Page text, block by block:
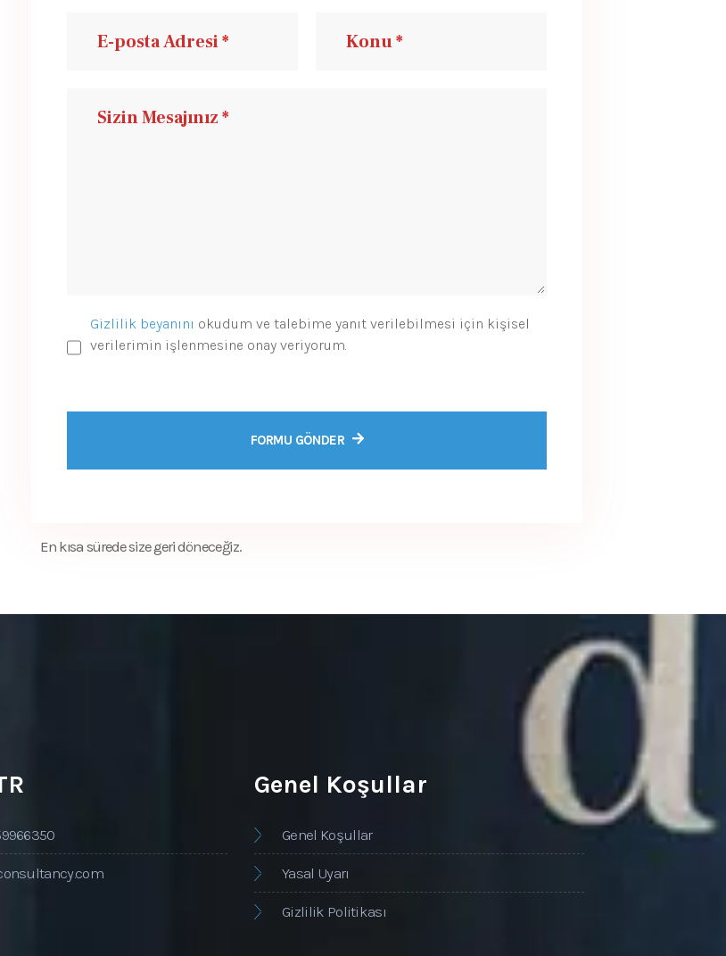
Gizlilik beyanını okudum ve talebime yanıt verilebilmesi için kişisel
verilerimin işlenmesine onay veriyorum.
FORMU GÖNDER
En kısa sürede size geri döneceğiz.
Genel Koşullar
Genel Koşullar
Yasal Uyarı
Gizlilik Politikası